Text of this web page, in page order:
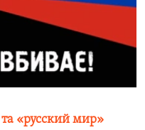
«русский мир»